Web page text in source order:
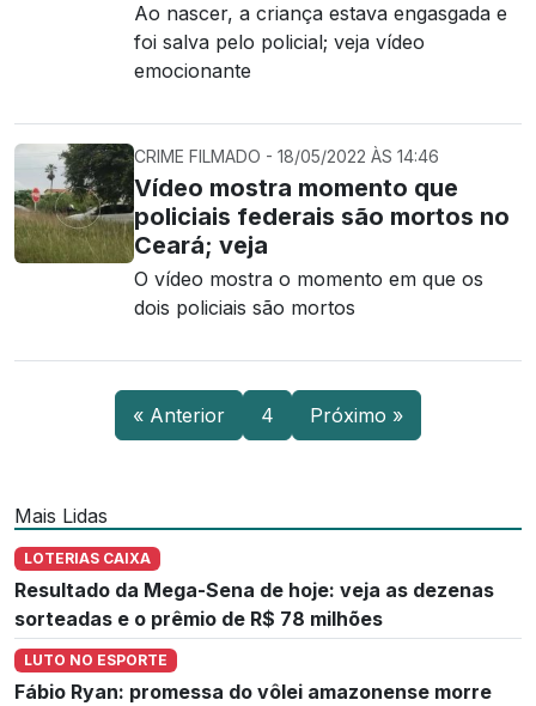
Ao nascer, a criança estava engasgada e
foi salva pelo policial; veja vídeo
emocionante
CRIME FILMADO - 18/05/2022 ÀS 14:46
Vídeo mostra momento que
policiais federais são mortos no
Ceará; veja
O vídeo mostra o momento em que os
dois policiais são mortos
« Anterior 4 Próximo »
Mais Lidas
LOTERIAS CAIXA
Resultado da Mega-Sena de hoje: veja as dezenas
sorteadas e o prêmio de R$ 78 milhões
LUTO NO ESPORTE
Fábio Ryan: promessa do vôlei amazonense morre